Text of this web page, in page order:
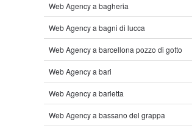
Web Agency a bagheria
Web Agency a bagni di lucca
Web Agency a barcellona pozzo di gotto
Web Agency a bari
Web Agency a barletta
Web Agency a bassano del grappa